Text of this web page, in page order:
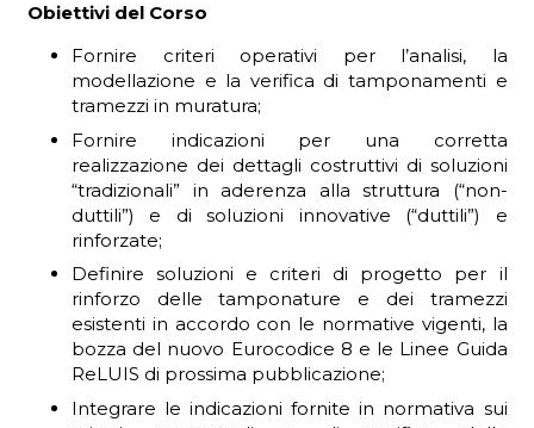
Obiettivi del Corso
Fornire criteri operativi per l’analisi, la
modellazione e la verifica di tamponamenti e
tramezzi in muratura;
Fornire indicazioni per una corretta
realizzazione dei dettagli costruttivi di soluzioni
“tradizionali” in aderenza alla struttura (“non-
duttili”) e di soluzioni innovative (“duttili”) e
rinforzate;
Definire soluzioni e criteri di progetto per il
rinforzo delle tamponature e dei tramezzi
esistenti in accordo con le normative vigenti, la
bozza del nuovo Eurocodice 8 e le Linee Guida
ReLUIS di prossima pubblicazione;
Integrare le indicazioni fornite in normativa sui